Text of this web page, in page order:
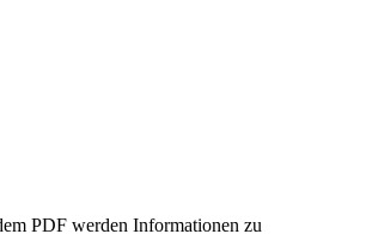
PDF werden Informationen zu